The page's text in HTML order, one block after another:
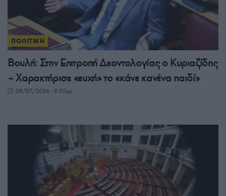
ΠΟΛΙΤΙΚΗ
Βουλή: Στην Επιτροπή Δεοντολογίας ο Κυριαζίδης
– Χαρακτήρισε «ευχή» το «κάνε κανένα παιδί»
28/07/2026 - 9:55μμ